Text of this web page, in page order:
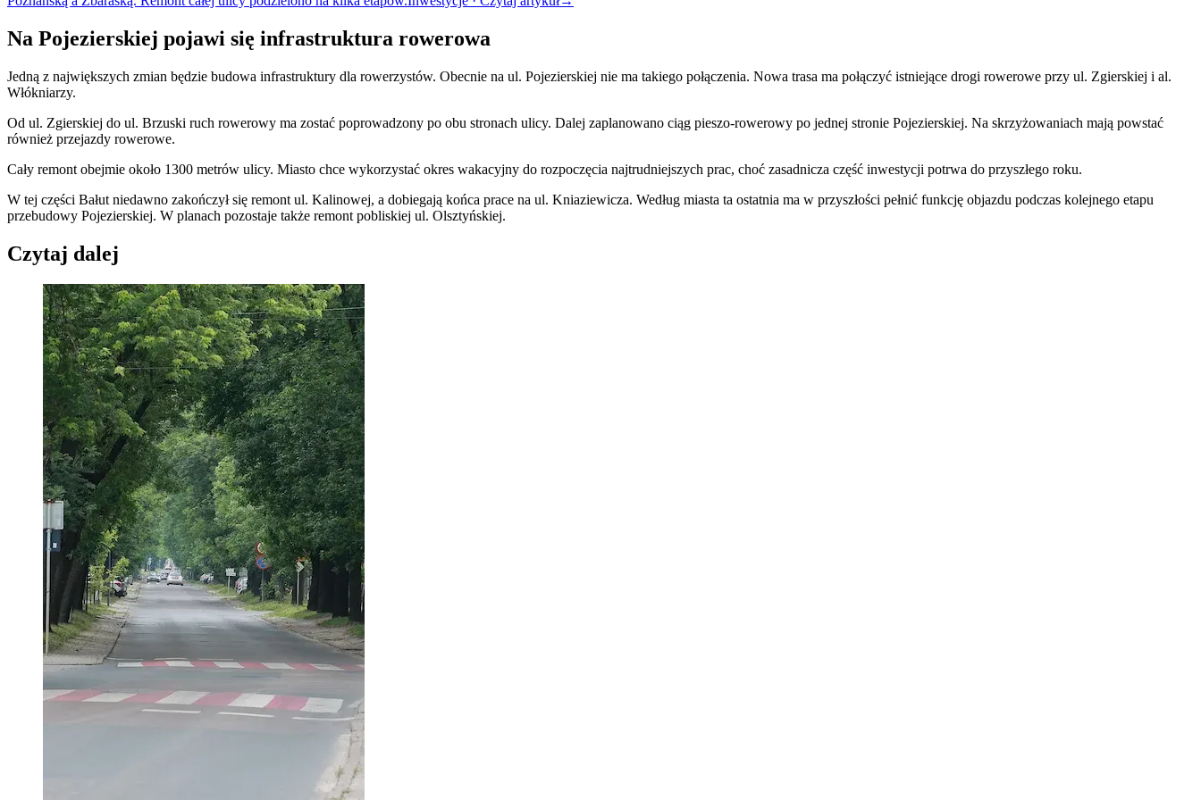
Na Pojezierskiej pojawi się infrastruktura rowerowa
Jedną z największych zmian będzie budowa infrastruktury dla rowerzystów. Obecnie na ul. Pojezierskiej nie ma takiego połączenia. Nowa trasa ma połączyć istniejące drogi rowerowe przy ul. Zgierskiej i al.
Włókniarzy.
Od ul. Zgierskiej do ul. Brzuski ruch rowerowy ma zostać poprowadzony po obu stronach ulicy. Dalej zaplanowano ciąg pieszo-rowerowy po jednej stronie Pojezierskiej. Na skrzyżowaniach mają powstać
również przejazdy rowerowe.
Cały remont obejmie około 1300 metrów ulicy. Miasto chce wykorzystać okres wakacyjny do rozpoczęcia najtrudniejszych prac, choć zasadnicza część inwestycji potrwa do przyszłego roku.
W tej części Bałut niedawno zakończył się remont ul. Kalinowej, a dobiegają końca prace na ul. Kniaziewicza. Według miasta ta ostatnia ma w przyszłości pełnić funkcję objazdu podczas kolejnego etapu
przebudowy Pojezierskiej. W planach pozostaje także remont pobliskiej ul. Olsztyńskiej.
Czytaj dalej